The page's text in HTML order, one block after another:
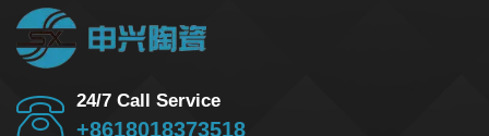
24/7 Call Service
+8618018373518